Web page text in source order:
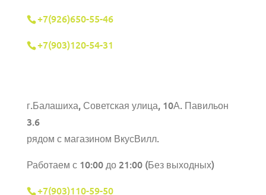
+7(926)650-55-46
+7(903)120-54-31
г.Балашиха, Советская улица, 10А. Павильон
3.6
рядом с магазином ВкусВилл.
Работаем с 10:00 до 21:00 (Без выходных)
+7(903)110-59-50